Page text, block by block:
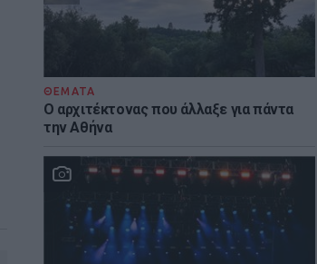
ΘΕΜΑΤΑ
Ο αρχιτέκτονας που άλλαξε για πάντα
την Αθήνα